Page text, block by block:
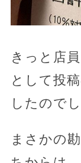
きっと店
として投
したのでし
まさかの